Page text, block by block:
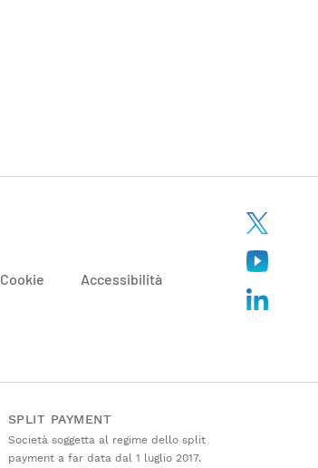
Cookie Accessibilità
SPLIT PAYMENT
Società soggetta al regime dello split
payment a far data dal 1 luglio 2017.